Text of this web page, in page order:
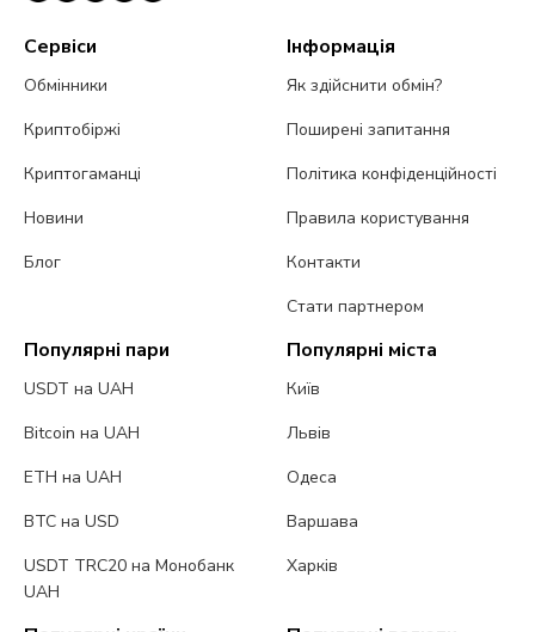
Сервіси
Обмінники
Криптобіржі
Криптогаманці
Новини
Блог
Інформація
Як здійснити обмін?
Поширені запитання
Політика конфіденційності
Правила користування
Контакти
Стати партнером
Популярні пари
USDT на UAH
Bitcoin на UAH
ETH на UAH
BTC на USD
USDT TRC20 на Монобанк
UAH
Популярні міста
Київ
Львів
Одеса
Варшава
Харків